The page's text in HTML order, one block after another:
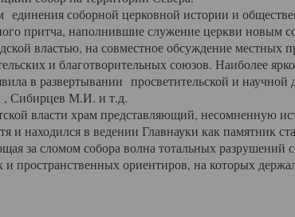
соборной церковной истории и
притча, наполнившие служение церкви новым
властью, на совместное обсуждение местных
и благотворительных союзов. Наиболее
в развертывании просветительской и научной
Сибирцев М.И. и т.д.
власти храм представляющий, несомненную
и находился в ведении Главнауки как памятник
за сломом собора волна тотальных разрушений
пространственных ориентиров, на которых